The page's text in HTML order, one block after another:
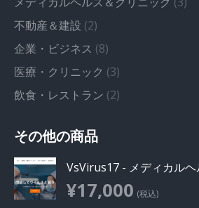
不動産＆建設 (2)
企業・ビジネス (8)
医療・クリニック (3)
飲食・レストラン (2)
その他の商品
VsVirus17 - メディカル
¥17,000 (税込)